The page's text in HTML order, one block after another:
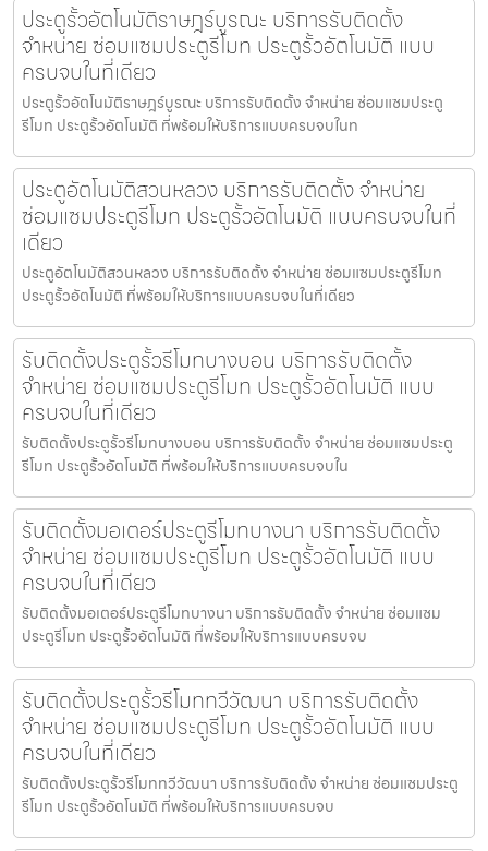
ประตูรั้วอัตโนมัติราษฎร์บูรณะ บริการรับติดตั้ง
จำหน่าย ซ่อมแซมประตูรีโมท ประตูรั้วอัตโนมัติ แบบ
ครบจบในที่เดียว
ประตูรั้วอัตโนมัติราษฎร์บูรณะ บริการรับติดตั้ง จำหน่าย ซ่อมแซมประตู
รีโมท ประตูรั้วอัตโนมัติ ที่พร้อมให้บริการแบบครบจบในท
ประตูอัตโนมัติสวนหลวง บริการรับติดตั้ง จำหน่าย
ซ่อมแซมประตูรีโมท ประตูรั้วอัตโนมัติ แบบครบจบในที่
เดียว
ประตูอัตโนมัติสวนหลวง บริการรับติดตั้ง จำหน่าย ซ่อมแซมประตูรีโมท
ประตูรั้วอัตโนมัติ ที่พร้อมให้บริการแบบครบจบในที่เดียว
รับติดตั้งประตูรั้วรีโมทบางบอน บริการรับติดตั้ง
จำหน่าย ซ่อมแซมประตูรีโมท ประตูรั้วอัตโนมัติ แบบ
ครบจบในที่เดียว
รับติดตั้งประตูรั้วรีโมทบางบอน บริการรับติดตั้ง จำหน่าย ซ่อมแซมประตู
รีโมท ประตูรั้วอัตโนมัติ ที่พร้อมให้บริการแบบครบจบใน
รับติดตั้งมอเตอร์ประตูรีโมทบางนา บริการรับติดตั้ง
จำหน่าย ซ่อมแซมประตูรีโมท ประตูรั้วอัตโนมัติ แบบ
ครบจบในที่เดียว
รับติดตั้งมอเตอร์ประตูรีโมทบางนา บริการรับติดตั้ง จำหน่าย ซ่อมแซม
ประตูรีโมท ประตูรั้วอัตโนมัติ ที่พร้อมให้บริการแบบครบจบ
รับติดตั้งประตูรั้วรีโมททวีวัฒนา บริการรับติดตั้ง
จำหน่าย ซ่อมแซมประตูรีโมท ประตูรั้วอัตโนมัติ แบบ
ครบจบในที่เดียว
รับติดตั้งประตูรั้วรีโมททวีวัฒนา บริการรับติดตั้ง จำหน่าย ซ่อมแซมประตู
รีโมท ประตูรั้วอัตโนมัติ ที่พร้อมให้บริการแบบครบจบ